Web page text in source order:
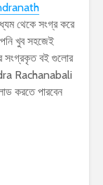
থেকে সংগ্র করে
খুব সহজেই
সংগ্রকৃত বই গুলোর
Rachanabali
করতে পারবেন